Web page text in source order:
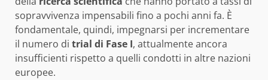
sopravvivenza impensabili fino a pochi anni fa. È
fondamentale, quindi, impegnarsi per incrementare
il numero di trial di Fase I, attualmente ancora
insufficienti rispetto a quelli condotti in altre nazioni
europee.